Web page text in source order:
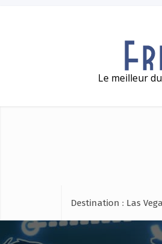
Le meilleur du
Destination : Las